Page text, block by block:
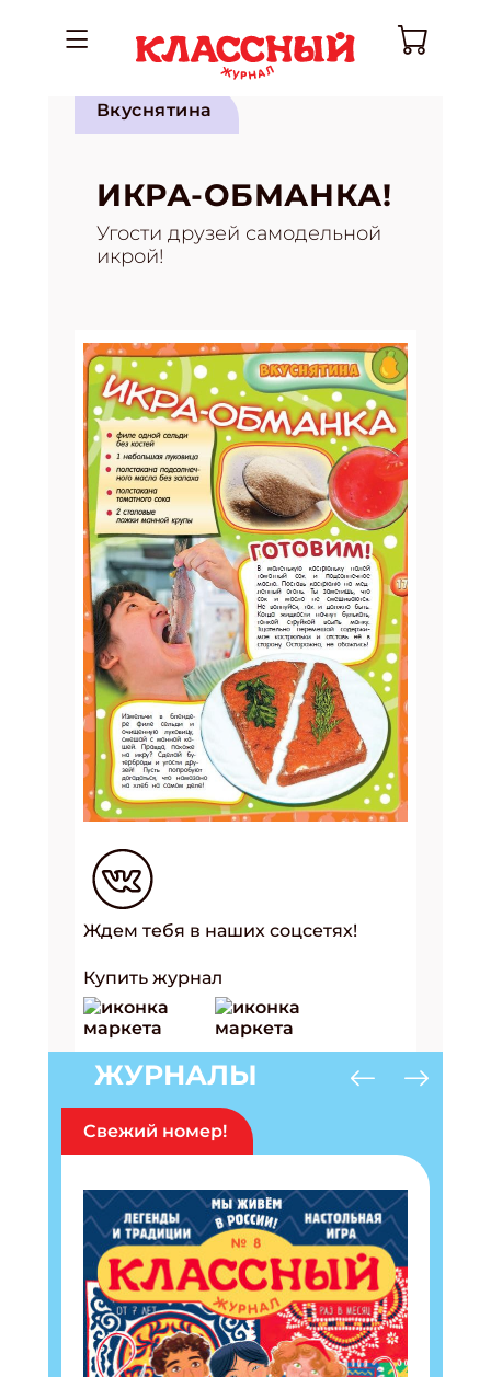
Вкуснятина
ИКРА-ОБМАНКА!
Угости друзей самодельной
икрой!
Ждем тебя в наших соцсетях!
Купить журнал
ЖУРНАЛЫ
Свежий номер!